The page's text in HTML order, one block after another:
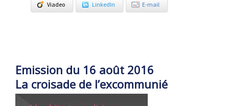
Viadeo LinkedIn E-mail
Emission du 16 août 2016
La croisade de l’excommunié